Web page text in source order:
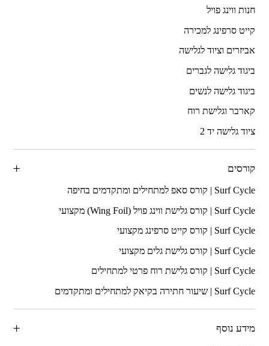
חנות ווינג פויל
קייט סרפינג למכירה
אביזרים וציוד לגלישה
ביגוד גלישה לגברים
ביגוד גלישה לנשים
קארבר וגלישת רוח
ציוד גלישה יד 2
קורסים
מידע נוסף